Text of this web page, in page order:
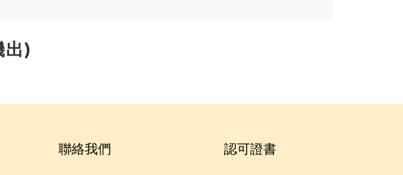
出)
聯絡我們 認可證書